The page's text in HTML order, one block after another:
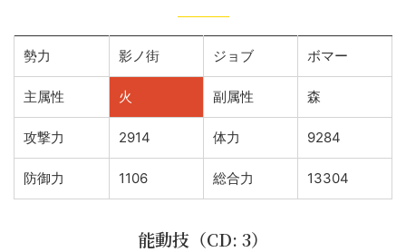
勢力 影ノ街 ジョブ ボマー
主属性 火 副属性 森
攻撃力 2914 体力 9284
防御力 1106 総合力 13304
能動技（CD: 3）